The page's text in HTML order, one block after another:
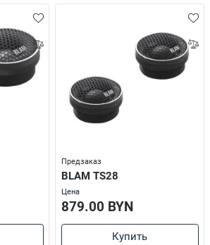
Предзаказ
BLAM TS28
Цена
879.00 BYN
Купить